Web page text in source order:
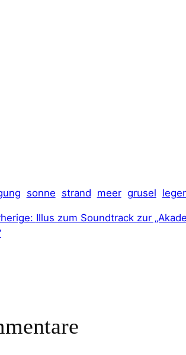
sonne strand meer grusel
Illus zum Soundtrack zur